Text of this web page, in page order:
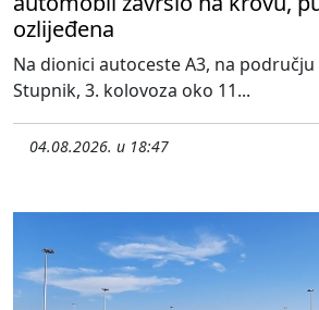
ozlijeđena
Na dionici autoceste A3, na
Stupnik, 3. kolovoza oko 11...
04.08.2026. u 18:47